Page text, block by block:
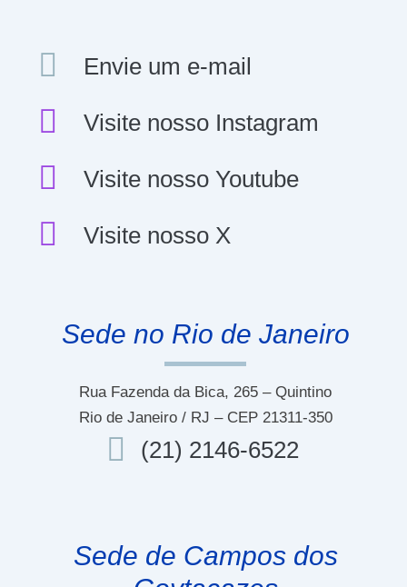
Envie um e-mail
Visite nosso Instagram
Visite nosso Youtube
Visite nosso X
Sede no Rio de Janeiro
Rua Fazenda da Bica, 265 – Quintino
Rio de Janeiro / RJ – CEP 21311-350
(21) 2146-6522
Sede de Campos dos